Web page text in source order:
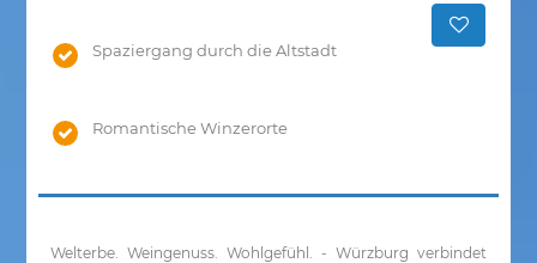
Spaziergang durch die Altstadt
Romantische Winzerorte
Welterbe. Weingenuss. Wohlgefühl. - Würzburg verbindet